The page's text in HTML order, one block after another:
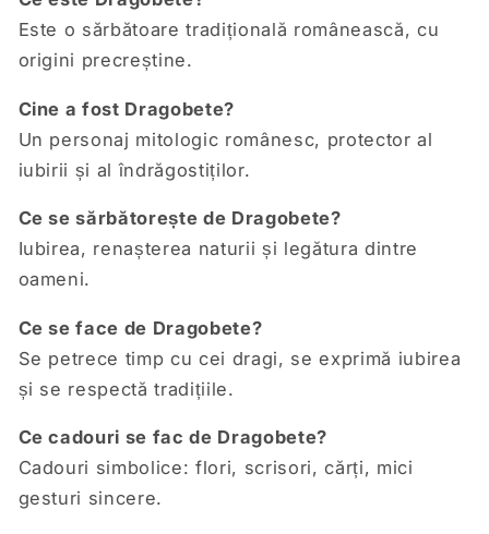
Este o sărbătoare tradițională românească, cu
origini precreștine.
Cine a fost Dragobete?
Un personaj mitologic românesc, protector al
iubirii și al îndrăgostiților.
Ce se sărbătorește de Dragobete?
Iubirea, renașterea naturii și legătura dintre
oameni.
Ce se face de Dragobete?
Se petrece timp cu cei dragi, se exprimă iubirea
și se respectă tradițiile.
Ce cadouri se fac de Dragobete?
Cadouri simbolice: flori, scrisori, cărți, mici
gesturi sincere.